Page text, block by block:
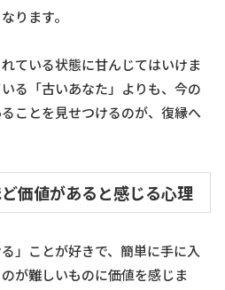
ります。
ている状態に甘んじてはいけま
る「古いあなた」よりも、今の
ことを見せつけるのが、復縁へ
価値があると感じる心理
」ことが好きで、簡単に手に入
が難しいものに価値を感じま